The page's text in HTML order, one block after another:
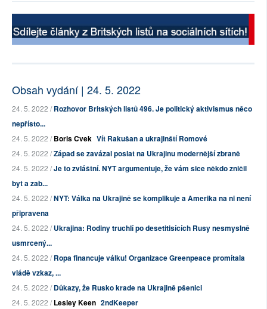
Obsah vydání | 24. 5. 2022
24. 5. 2022 /Rozhovor Britských listů 496. Je politický aktivismus něco
nepřísto...
24. 5. 2022 /Boris Cvek Vít Rakušan a ukrajinští Romové
24. 5. 2022 /Západ se zavázal poslat na Ukrajinu modernější zbraně
24. 5. 2022 /Je to zvláštní. NYT argumentuje, že vám sice někdo zničil
byt a zab...
24. 5. 2022 /NYT: Válka na Ukrajině se komplikuje a Amerika na ni není
připravena
24. 5. 2022 /Ukrajina: Rodiny truchlí po desetitisících Rusy nesmyslně
usmrcený...
24. 5. 2022 /Ropa financuje válku! Organizace Greenpeace promítala
vládě vzkaz, ...
24. 5. 2022 /Důkazy, že Rusko krade na Ukrajině pšenici
24. 5. 2022 /Lesley Keen 2ndKeeper